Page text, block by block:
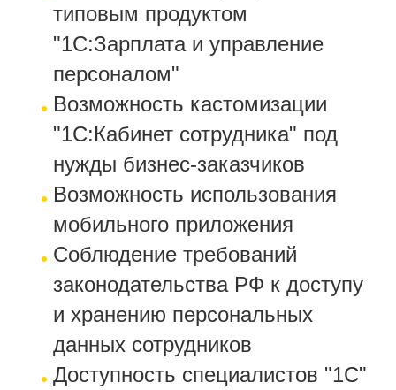
типовым продуктом
"‎1С:Зарплата и управление
персоналом"
Возможность кастомизации
"‎1С:Кабинет сотрудника" под
нужды бизнес-заказчиков
Возможность использования
мобильного приложения
Соблюдение требований
законодательства РФ к доступу
и хранению персональных
данных сотрудников
Доступность специалистов "1С"